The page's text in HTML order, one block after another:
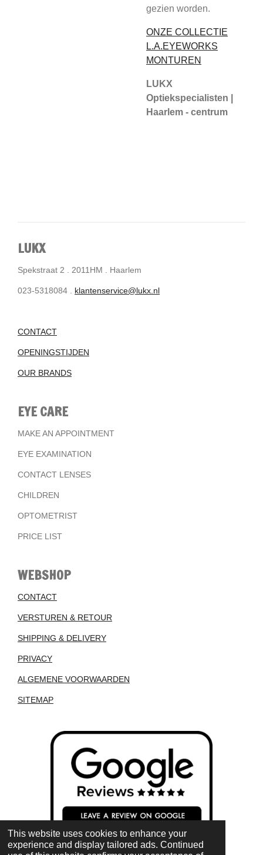
This website uses cookies to enhance your
experience and display tailored ads. Continued
gezien worden.
ONZE COLLECTIE
L.A.EYEWORKS
MONTUREN
LUKX
Optiekspecialisten |
Haarlem - centrum
LUKX
Spekstraat 2 . 2011HM . Haarlem
023-5318084 . klantenservice@lukx.nl
CONTACT
OPENINGSTIJDEN
OUR BRANDS
EYE CARE
MAKE AN APPOINTMENT
EYE EXAMINATION
CONTACT LENSES
CHILDREN
OPTOMETRIST
PRICE LIST
WEBSHOP
CONTACT
VERSTUREN & RETOUR
SHIPPING & DELIVERY
PRIVACY
ALGEMENE VOORWAARDEN
SITEMAP